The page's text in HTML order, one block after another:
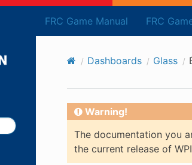
FRC Game Manual FRC
Dashboards Glass
Warning!
The documentation you
the current release of